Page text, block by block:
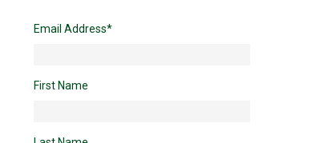
Email Address*
First Name